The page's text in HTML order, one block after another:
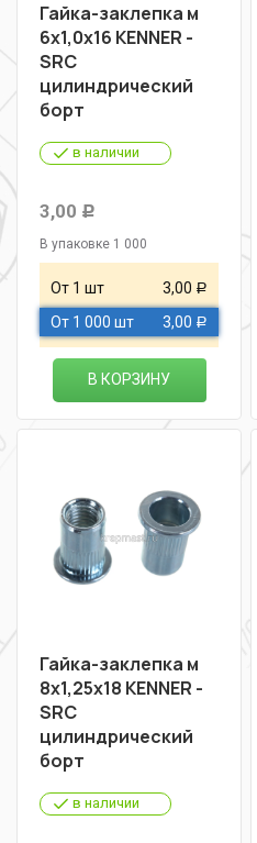
Гайка-заклепка м
6х1,0х16 KENNER -
SRC
цилиндрический
борт
в наличии
3,00 Р
В упаковке 1 000
От 1 шт 3,00 Р
От 1 000 шт 3,00 Р
В КОРЗИНУ
Гайка-заклепка м
8х1,25х18 KENNER -
SRC
цилиндрический
борт
в наличии